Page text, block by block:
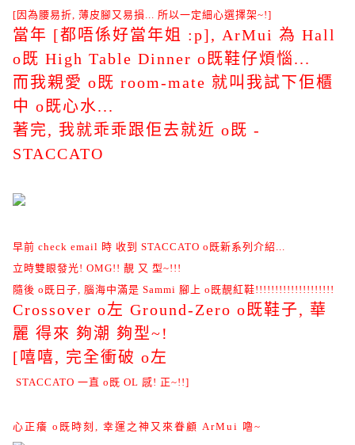
[因為腰易折, 薄皮腳又易損... 所以一定細心選擇架~!]
當年 [都唔係好當年姐 :p], ArMui 為 Hall
o既 High Table Dinner o既鞋仔煩惱...
而我親愛 o既 room-mate 就叫我試下佢櫃
中 o既心水...
著完, 我就乖乖跟佢去就近 o既 -
STACCATO
早前 check email 時 收到 STACCATO o既新系列介紹...
立時雙眼發光! OMG!! 靚 又 型~!!!
隨後 o既日子, 腦海中滿是 Sammi 腳上 o既靚紅鞋!!!!!!!!!!!!!!!!!!!!
Crossover o左 Ground-Zero o既鞋子, 華
麗 得來 夠潮 夠型~!
[嘻嘻, 完全衝破 o左
STACCATO 一直 o既 OL 感! 正~!!]
心正癢 o既時刻, 幸運之神又來眷顧 ArMui 嚕~